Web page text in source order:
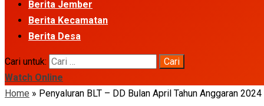
Berita Jember
Berita Kecamatan
Berita Desa
Cari untuk:
Watch Online
Home » Penyaluran BLT – DD Bulan April Tahun Anggaran 2024